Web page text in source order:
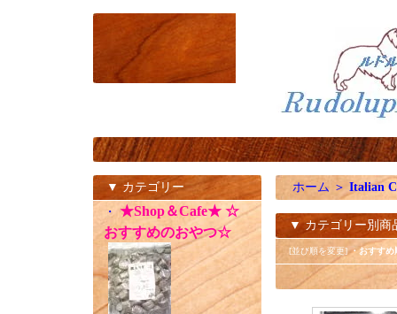
▼ カテゴリー
・ ★Shop＆Cafe★ ☆
おすすめのおやつ☆
ホーム ＞Italian
▼ カテゴリー別商
[並び順を変更]・おすすめ